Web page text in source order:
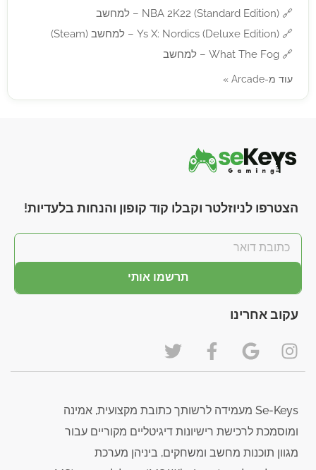
🔗 NBA 2K22 (Standard Edition) – למחשב
🔗 Ys X: Nordics (Deluxe Edition) – למחשב (Steam)
🔗 What The Fog – למחשב
עוד מ-Arcade »
הצטרפו לניוזלטר וקבלו קוד קופון והנחות בלעדיות!
תרשמו אותי
עקוב אחרינו
Se-Keys מעמידה לרשותך כתובת מקצועית, אמינה
ומוסמכת לרכישת רישיונות דיגיטליים מקוריים עבור
מגוון תוכנות מחשב ומשחקים, ביניהן מערכת